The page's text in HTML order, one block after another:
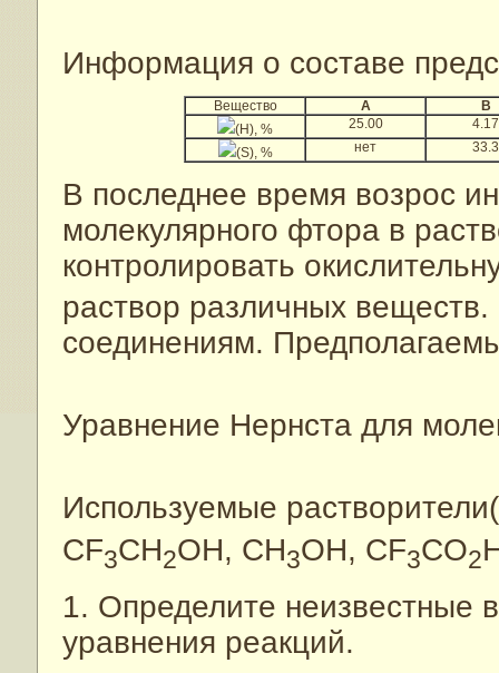
Информация о составе
Вещество A
B
(H), %
25.00
4.17
(S), %
нет 33.3
В последнее время возрос
молекулярного фтора в
контролировать
раствор различных
соединениям.
Уравнение Нернста для
Используемые
CF3CH2OH, CH3OH, CF3CO2
1. Определите неизвестные
уравнения реакций.